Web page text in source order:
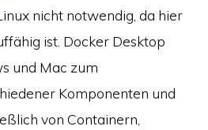
nicht notwendig, da hier
ist. Docker Desktop
und Mac zum
Komponenten und
von Containern,